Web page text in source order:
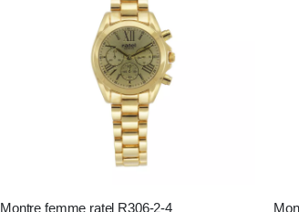
Montre femme ratel R306-2-4